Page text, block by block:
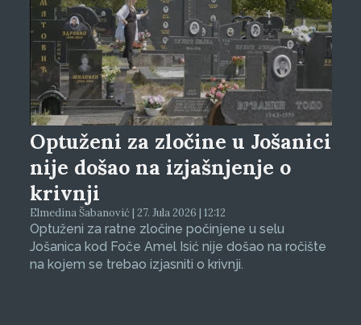
Optuženi za zločine u Jošanici
nije došao na izjašnjenje o
krivnji
Elmedina Šabanović | 27. Jula 2026 | 12:12
Optuženi za ratne zločine počinjene u selu
Jošanica kod Foče Amel Isić nije došao na ročište
na kojem se trebao izjasniti o krivnji.